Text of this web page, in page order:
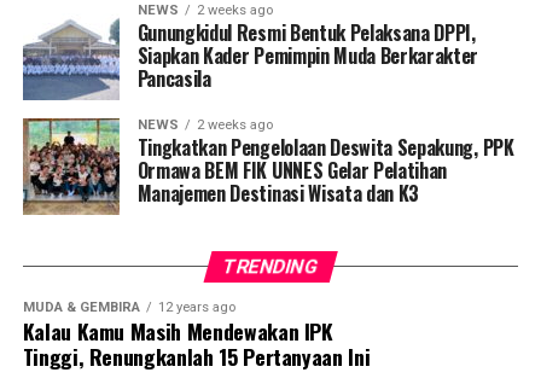
sebagai kebenaran tunggal. Buku diposisikan sebagai
hasil pemikiran yang terbuka untuk ditafsirkan.
Perspektif ini mendorong lahirnya sikap kritis serta
keterbukaan dalam diskusi. Perbedaan pandangan tidak
dianggap sebagai hambatan, melainkan sebagai
kekayaan yang memperluas cara berpikir.
dalam diskusi membuat anggota membaca lebih
mendalam dan reflektif. Kesadaran bahwa hasil bacaan
akan didiskusikan bersama mendorong mereka untuk
memahami isi buku secara lebih serius serta
mengaitkannya dengan pengalaman sosial yang dimiliki.
NEWS 2 weeks ago
Gunungkidul Resmi Bentuk Pelaksana DPPI,
Siapkan Kader Pemimpin Muda Berkarakter
Pancasila
NEWS 2 weeks ago
Tingkatkan Pengelolaan Deswita Sepakung, PPK
Ormawa BEM FIK UNNES Gelar Pelatihan
Manajemen Destinasi Wisata dan K3
TRENDING
MUDA & GEMBIRA 12 years ago
Kalau Kamu Masih Mendewakan IPK
Tinggi, Renungkanlah 15 Pertanyaan Ini